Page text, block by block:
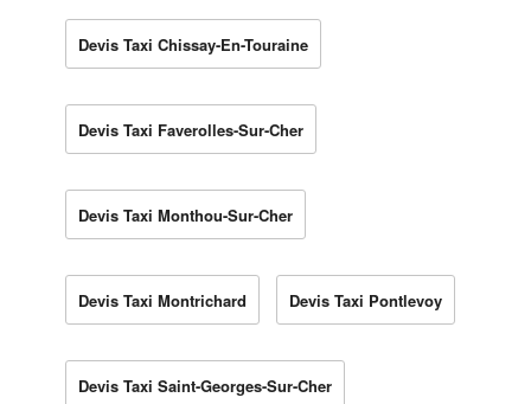
Devis Taxi Chissay-En-Touraine
Devis Taxi Faverolles-Sur-Cher
Devis Taxi Monthou-Sur-Cher
Devis Taxi Montrichard Devis Taxi Pontlevoy
Devis Taxi Saint-Georges-Sur-Cher